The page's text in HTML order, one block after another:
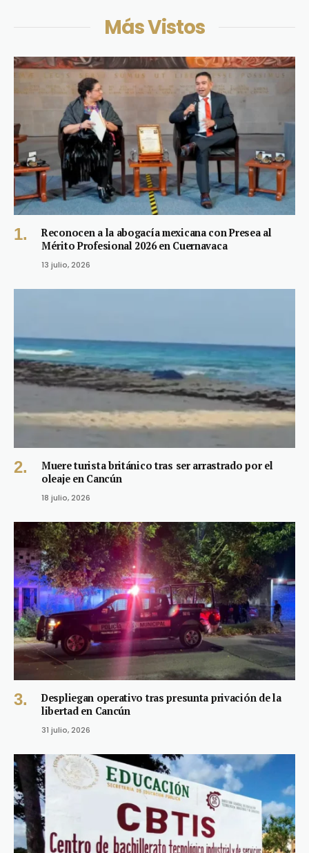
Más Vistos
Reconocen a la abogacía mexicana con Presea al
Mérito Profesional 2026 en Cuernavaca
13 julio, 2026
Muere turista británico tras ser arrastrado por el
oleaje en Cancún
18 julio, 2026
Despliegan operativo tras presunta privación de la
libertad en Cancún
31 julio, 2026